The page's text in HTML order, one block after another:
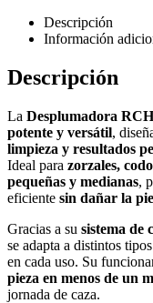
Descripción
Información
Descripción
La Desplumadora
potente y versátil,
limpieza y resultados
Ideal para zorzales,
pequeñas y medianas,
eficiente sin dañar la
Gracias a su sistema de
se adapta a distintos
en cada uso. Su
pieza en menos de un
jornada de caza.